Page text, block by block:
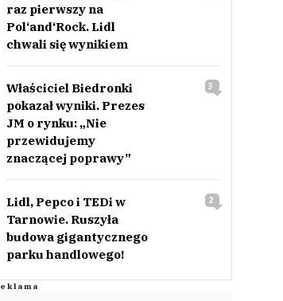
raz pierwszy na
Pol‘and‘Rock. Lidl
chwali się wynikiem
Właściciel Biedronki
pokazał wyniki. Prezes
JM o rynku: „Nie
przewidujemy
znaczącej poprawy”
3
Lidl, Pepco i TEDi w
Tarnowie. Ruszyła
budowa gigantycznego
parku handlowego!
2